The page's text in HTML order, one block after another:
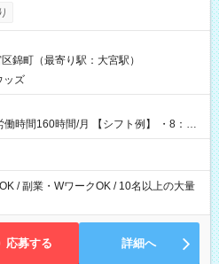
働いたその日に現金GET♪ お仕事後はコ
落とせます！ 【試用期間】試
錦町（最寄り駅：大宮駅）
ッズ
/月 【シフト例】 ・8：00
/ 副業・WワークOK / 10名以上の大量
応募する 詳細へ